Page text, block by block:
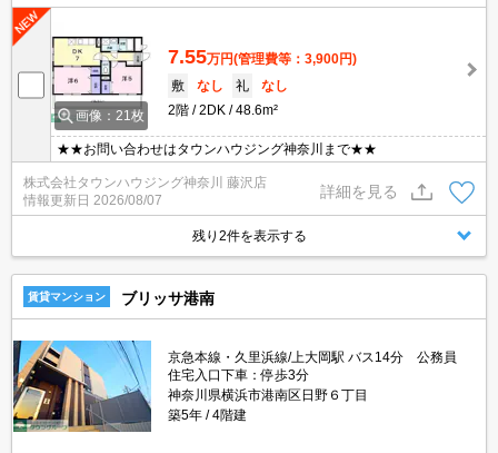
画像：21枚
7.55万円(管理費等：3,900円)
敷
なし 礼
なし
2階
2DK 48.6m²
★★お問い合わせはタウンハウジング神奈川まで★★
株式会社タウンハウジング神奈川 藤沢店
情報更新日 2026/08/07
詳細を見る
残り2件を表示する
賃貸マンション ブリッサ港南
京急本線・久里浜線/上大岡駅 バス14分 公務員
住宅入口下車：停歩3分
神奈川県横浜市港南区日野６丁目
築5年
4階建